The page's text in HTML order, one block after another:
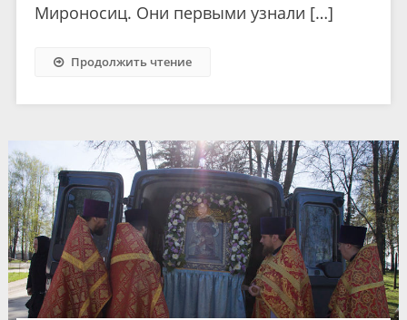
Мироносиц. Они первыми узнали […]
Продолжить чтение